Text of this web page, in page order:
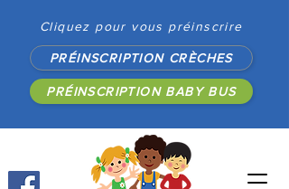
Cliquez pour vous préinscrire
PRÉINSCRIPTION CRÈCHES
PRÉINSCRIPTION BABY BUS